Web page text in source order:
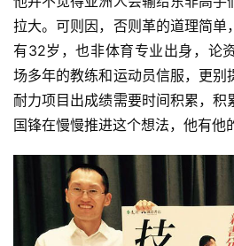
拉大。可则因，否则革的道理简单
有32岁，也非体育专业出身，论
场多年的教练和运动员信服，更别
耐力项目出成绩需要时间积累，积
国锋在慢慢推进这个想法，他有他